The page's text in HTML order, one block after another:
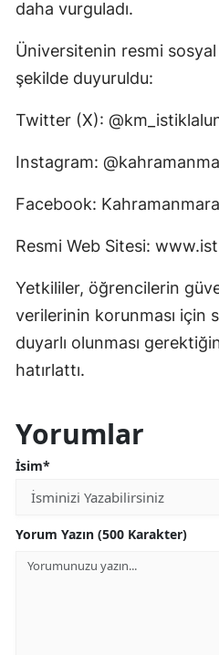
daha vurguladı.
Üniversitenin resmi
şekilde duyuruldu:
Twitter (X):
Instagram:
Facebook:
Resmi Web Sitesi:
Yetkililer, öğrencilerin
verilerinin korunması için
duyarlı olunması
hatırlattı.
Yorumlar
İsim*
Yorum Yazın (500 Karakter)